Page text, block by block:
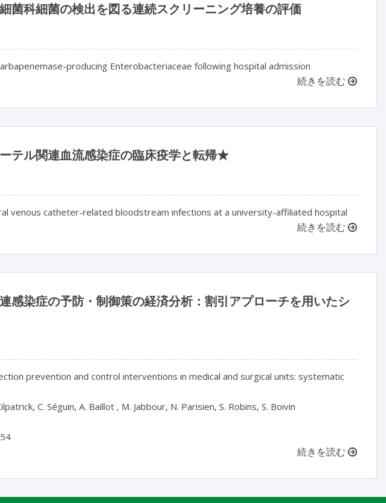
菌科細菌の検出を図る連続スクリーニング培養の評価
producing Enterobacteriaceae following hospital admission
続きを読む
テル関連血流感染症の臨床疫学と転帰★
venous catheter-related bloodstream infections at a university-affiliated hospital
続きを読む
感染症の予防・制御策の経済分析：割引アプローチを用いたシ
prevention and control interventions in medical and surgical units: systematic
C. Séguin, A. Baillot , M. Jabbour, N. Parisien, S. Robins, S. Boivin
続きを読む